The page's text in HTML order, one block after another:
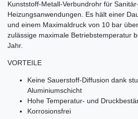
Kunststoff-Metall-Verbundrohr für
Heizungsanwendungen. Es hält einer
und einem Maximaldruck von 10 bar
zulässige maximale Betriebstemperatur
Jahr.
VORTEILE
Keine Sauerstoff-Diffusion dank
Aluminiumschicht
Hohe Temperatur- und
Korrosionsfrei